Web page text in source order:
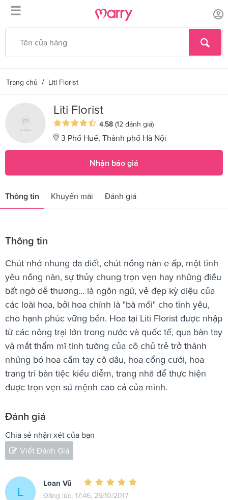
☰
Trang chủ / Liti Florist
Liti Florist
4.58 (12 đánh giá)
3 Phố Huế, Thành phố Hà Nội
Nhận báo giá
Thông tin Khuyến mãi Đánh giá
Thông tin
Chút nhớ nhung da diết, chút nồng nàn e ấp, một tình
yêu nồng nàn, sự thủy chung trọn vẹn hay những điều
bất ngờ dễ thương... là ngôn ngữ, vẻ đẹp kỳ diệu của
các loài hoa, bởi hoa chính là "bà mối" cho tình yêu,
cho hạnh phúc vững bền. Hoa tại Liti Florist được nhập
từ các nông trại lớn trong nước và quốc tế, qua bàn tay
và mắt thẩm mĩ tinh tường của cô chủ trẻ trở thành
những bó hoa cầm tay cô dâu, hoa cổng cưới, hoa
trang trí bàn tiệc kiều diễm, trang nhã để thực hiện
được trọn vẹn sứ mệnh cao cả của mình.
Đánh giá
Chia sẻ nhận xét của bạn
Viết Đánh Giá
L
Loan Vũ
Đăng lúc: 17:46, 26/10/2017